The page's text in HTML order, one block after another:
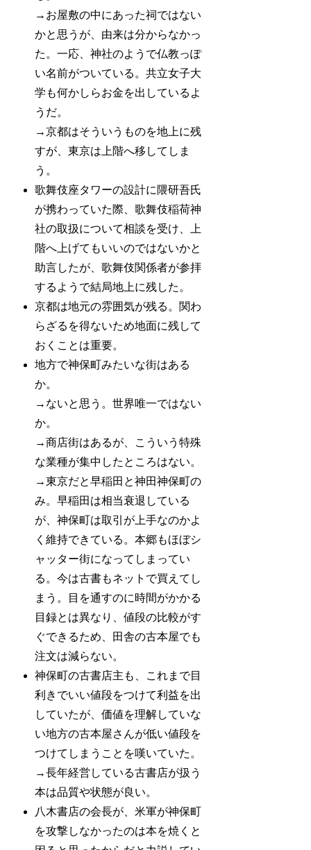
→お屋敷の中にあった祠ではない
かと思うが、由来は分からなかっ
た。一応、神社のようで仏教っぽ
い名前がついている。共立女子大
学も何かしらお金を出しているよ
うだ。
→京都はそういうものを地上に残
すが、東京は上階へ移してしま
う。
歌舞伎座タワーの設計に隈研吾氏
が携わっていた際、歌舞伎稲荷神
社の取扱について相談を受け、上
階へ上げてもいいのではないかと
助言したが、歌舞伎関係者が参拝
するようで結局地上に残した。
京都は地元の雰囲気が残る。関わ
らざるを得ないため地面に残して
おくことは重要。
地方で神保町みたいな街はある
か。
→ないと思う。世界唯一ではない
か。
→商店街はあるが、こういう特殊
な業種が集中したところはない。
→東京だと早稲田と神田神保町の
み。早稲田は相当衰退している
が、神保町は取引が上手なのかよ
く維持できている。本郷もほぼシ
ャッター街になってしまってい
る。今は古書もネットで買えてし
まう。目を通すのに時間がかかる
目録とは異なり、値段の比較がす
ぐできるため、田舎の古本屋でも
注文は減らない。
神保町の古書店主も、これまで目
利きでいい値段をつけて利益を出
していたが、価値を理解していな
い地方の古本屋さんが低い値段を
つけてしまうことを嘆いていた。
→長年経営している古書店が扱う
本は品質や状態が良い。
八木書店の会長が、米軍が神保町
を攻撃しなかったのは本を焼くと